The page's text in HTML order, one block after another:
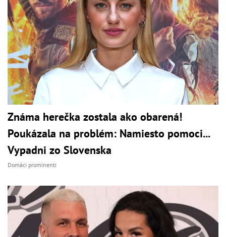
Známa herečka zostala ako obarená!
Poukázala na problém: Namiesto pomoci...
Vypadni zo Slovenska
Domáci prominenti